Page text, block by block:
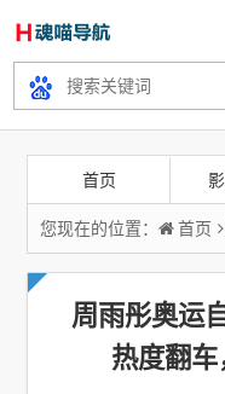
首页
您现在的位置： 首页
周雨彤奥运
热度翻